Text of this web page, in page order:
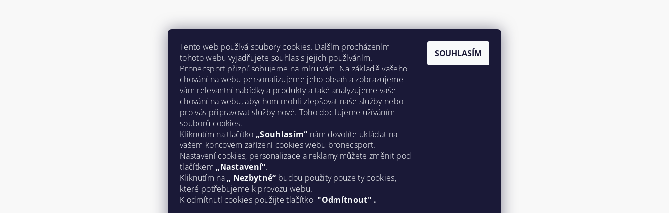
Tento web používá soubory cookies. Dalším procházením
tohoto webu vyjadřujete souhlas s jejich používáním.
Bronecsport přizpůsobujeme na míru vám. Na základě vašeho
chování na webu personalizujeme jeho obsah a zobrazujeme
vám relevantní nabídky a produkty a také analyzujeme vaše
chování na webu, abychom mohli zlepšovat naše služby nebo
pro vás připravovat služby nové. Toho docilujeme užíváním
souborů cookies.
Kliknutím na tlačítko „Souhlasím“ nám dovolíte ukládat na
vašem koncovém zařízení cookies webu bronecsport.
Nastavení cookies, personalizace a reklamy můžete změnit pod
tlačítkem „Nastavení“.
Kliknutím na „ Nezbytné“ budou použity pouze ty cookies,
které potřebujeme k provozu webu.
K odmítnutí cookies použijte tlačítko "Odmítnout" .
SOUHLASÍM